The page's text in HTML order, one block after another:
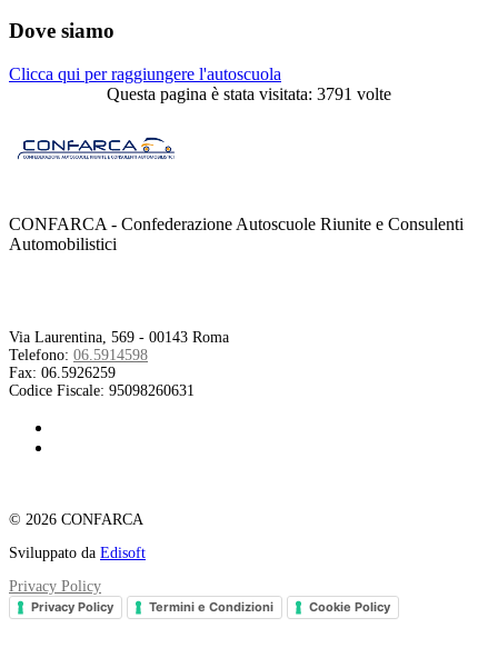
Dove siamo
Clicca qui per raggiungere l'autoscuola
Questa pagina è stata visitata: 3791 volte
CONFARCA - Confederazione Autoscuole Riunite e Consulenti
Automobilistici
Via Laurentina, 569 - 00143 Roma
Telefono: 06.5914598
Fax: 06.5926259
Codice Fiscale: 95098260631
© 2026 CONFARCA
Sviluppato da Edisoft
Privacy Policy
Privacy Policy Termini e Condizioni Cookie Policy